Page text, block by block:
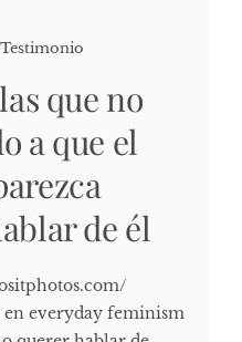
Testimonio
que no
a que el
de él
everyday feminism